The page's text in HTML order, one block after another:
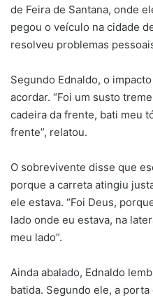
de Feira de Santana, onde
pegou o veículo na cidade
resolveu problemas
Segundo Ednaldo, o
acordar. “Foi um susto
cadeira da frente, bati meu
frente”, relatou.
O sobrevivente disse que
porque a carreta atingiu
ele estava. “Foi Deus,
lado onde eu estava, na
meu lado”.
Ainda abalado, Ednaldo
batida. Segundo ele, a